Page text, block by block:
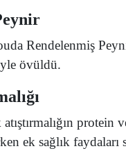
Rendelenmiş
övüldü.
ek sağlık faydaları